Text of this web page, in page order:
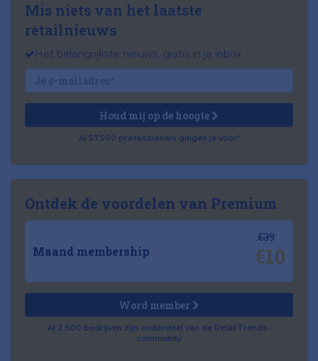
Mis niets van het laatste
retailnieuws
Het belangrijkste nieuws, gratis in je inbox
Houd mij op de hoogte
Al 57.500 professionals gingen je voor!
Ontdek de voordelen van Premium
Maand membership
€39
€10
Word member
Al 2.500 bedrijven zijn onderdeel van de RetailTrends-
community